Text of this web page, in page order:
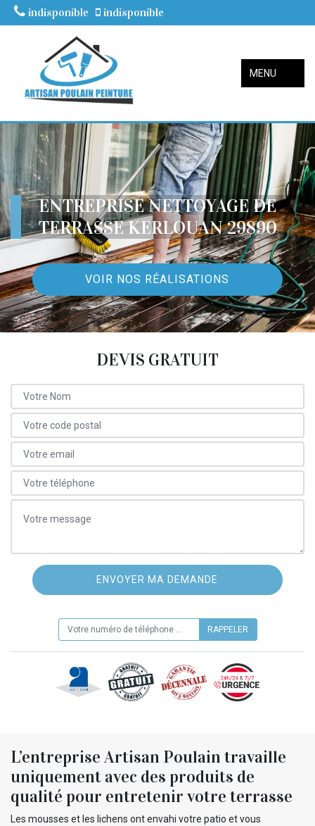
indisponible indisponible
MENU
ENTREPRISE NETTOYAGE DE
TERRASSE KERLOUAN 29890
VOIR NOS RÉALISATIONS
DEVIS GRATUIT
L’entreprise Artisan Poulain travaille
uniquement avec des produits de
qualité pour entretenir votre terrasse
Les mousses et les lichens ont envahi votre patio et vous